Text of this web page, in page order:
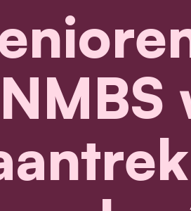
NMBS